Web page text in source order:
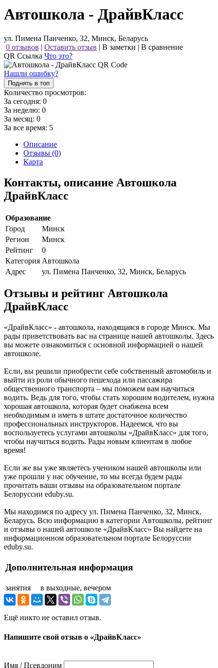
Автошкола - ДрайвКласс
ул. Пимена Панченко, 32, Минск, Беларусь
0 отзывов | Оставить отзыв | В заметки | В сравнение
QR Ссылка Что это?
Нашли ошибку?
Поднять в топ
Количество просмотров:
За сегодня: 0
За неделю: 0
За месяц: 0
За все время: 5
Описание
Отзывы (0)
Карта
Контакты, описание Автошкола
ДрайвКласс
Образование
Город
Минск
Регион
Минск
Рейтинг
0
Категория Автошкола
Адрес
ул. Пимена Панченко, 32, Минск, Беларусь
Отзывы и рейтинг Автошкола
ДрайвКласс
«ДрайвКласс» - автошкола, находящаяся в городе Минск. Мы
рады приветствовать вас на странице нашей автошколы. Здесь
вы можете ознакомиться с основной информацией о нашей
автошколе.
Если, вы решили приобрести себе собственный автомобиль и
выйти из роли обычного пешехода или пассажира
общественного транспорта – мы поможем вам научиться
водить. Ведь для того, чтобы стать хорошим водителем, нужна
хорошая автошкола, которая будет снабжена всем
необходимым и иметь в штате достаточное количество
профессиональных инструкторов. Надеемся, что вы
воспользуетесь услугами автошколы «ДрайвКласс» для того,
чтобы научиться водить. Рады новым клиентам в любое
время!
Если же вы уже являетесь учеником нашей автошколы или
уже прошли у нас обучение, то мы всегда будем рады
прочитать ваши отзывы на образовательном портале
Белоруссии eduby.su.
Мы находимся по адресу ул. Пимена Панченко, 32, Минск,
Беларусь. Всю информацию в категории Автошколы, рейтинг
и отзывы о нашей автошколе «ДрайвКласс» Вы найдете на
информационном образовательном портале Белоруссии
eduby.su.
Дополнительная информация
занятия в выходные, вечером
Ещё никто не оставил отзыв.
Напишите свой отзыв о «ДрайвКласс»
Имя / Псевдоним